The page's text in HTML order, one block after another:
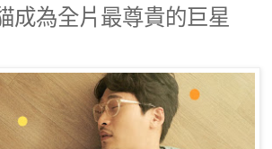
成為全片最尊貴的巨星